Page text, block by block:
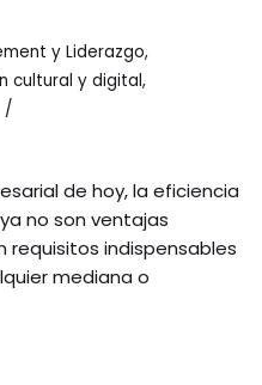
y Liderazgo,
cultural y digital,
de hoy, la eficiencia
no son ventajas
indispensables
mediana o